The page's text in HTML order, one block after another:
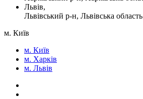
Львів,
Львівський р-н, Львівська область
м. Київ
м. Київ
м. Харків
м. Львів